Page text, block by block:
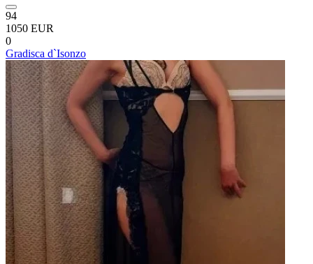
94
1050 EUR
0
Gradisca d`Isonzo